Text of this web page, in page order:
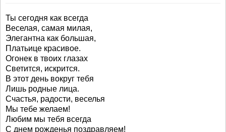
Ты сегодня как всегда
Веселая, самая милая,
Элегантна как большая,
Платьице красивое.
Огонек в твоих глазах
Светится, искрится.
В этот день вокруг тебя
Лишь родные лица.
Счастья, радости, веселья
Мы тебе желаем!
Любим мы тебя всегда
С днем рожденья поздравляем!